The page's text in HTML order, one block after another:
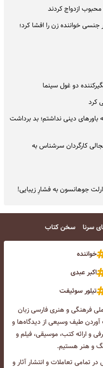
ازدواج کردند
جنسی خواننده زن را افشا کرد؛
دو غول سینما
کرد
دینی نداشتم؛ بد برداشت
کارگردان سرشناس به
جوهانسون به فشارِ زیبایی!
سرنا سخن کتاب
خواننده
اکبر عبدی
تیلور سوئیفت
فرهنگی و هنری فارسی زبان
طیف وسیعی از دیدگاه‌ها و
و ارائه کتب، موسیقی، فیلم و
و هنر هستیم.
در تمامی تعاملات و انتشار آثار و